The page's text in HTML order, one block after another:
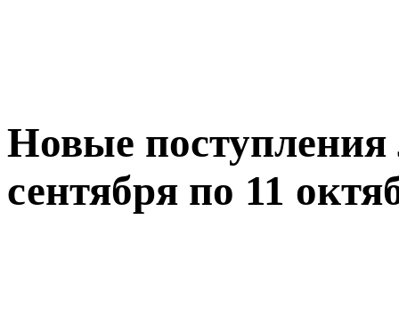
Новые поступления
сентября по 11